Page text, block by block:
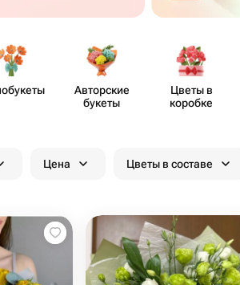
Авторские
букеты
Цветы в
коробке
Цена Цветы в составе